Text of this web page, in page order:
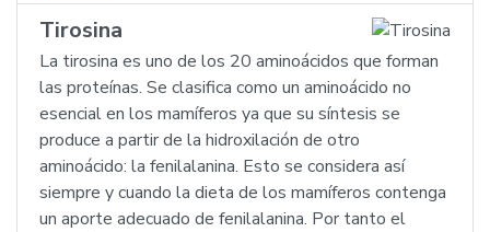
Tirosina
La tirosina es uno de los 20 aminoácidos que forman
las proteínas. Se clasifica como un aminoácido no
esencial en los mamíferos ya que su síntesis se
produce a partir de la hidroxilación de otro
aminoácido: la fenilalanina. Esto se considera así
siempre y cuando la dieta de los mamíferos contenga
un aporte adecuado de fenilalanina. Por tanto el